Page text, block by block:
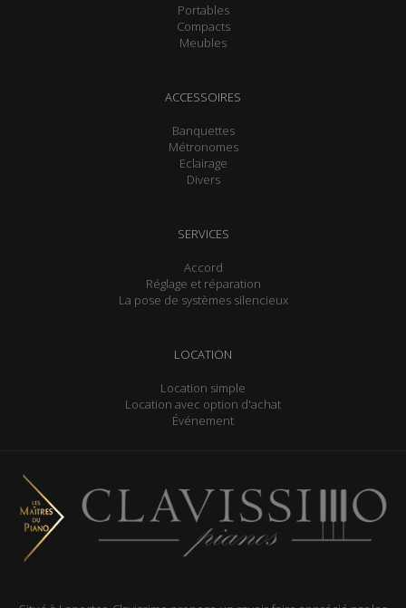
Portables
Compacts
Meubles
ACCESSOIRES
Banquettes
Métronomes
Eclairage
Divers
SERVICES
Accord
Réglage et réparation
La pose de systèmes silencieux
LOCATION
Location simple
Location avec option d'achat
Événement